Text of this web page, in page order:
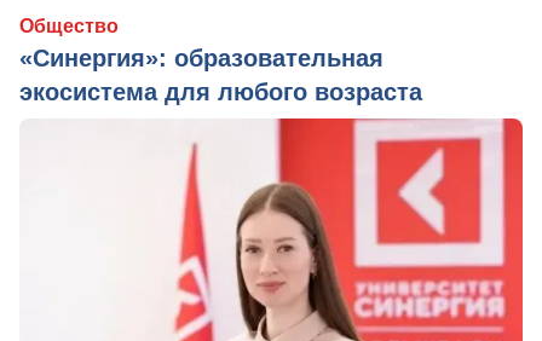
Общество
«Синергия»: образовательная
экосистема для любого возраста